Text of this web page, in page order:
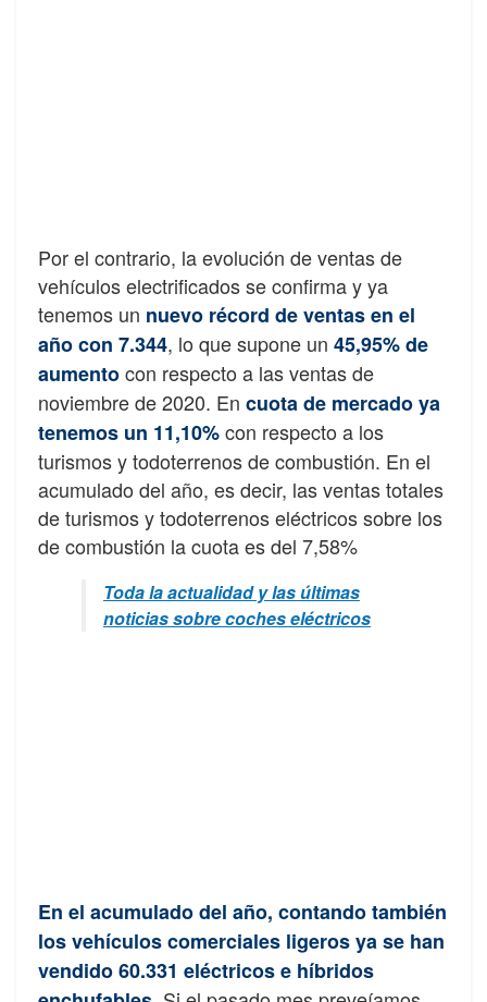
Por el contrario, la evolución de ventas de
vehículos electrificados se confirma y ya
tenemos un nuevo récord de ventas en el
año con 7.344, lo que supone un 45,95% de
aumentocon respecto a las ventas de
noviembre de 2020. En cuota de mercado ya
tenemos un 11,10%con respecto a los
turismos y todoterrenos de combustión. En el
acumulado del año, es decir, las ventas totales
de turismos y todoterrenos eléctricos sobre los
de combustión la cuota es del 7,58%
Toda la actualidad y las últimas
noticias sobre coches eléctricos
En el acumulado del año, contando también
los vehículos comerciales ligeros ya se han
vendido 60.331 eléctricos e híbridos